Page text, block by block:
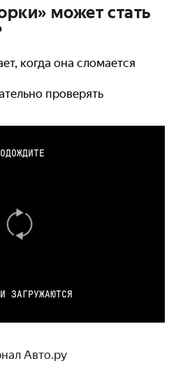
может стать
когда она сломается
проверять
ЗАГРУЖАЮТСЯ
Авто.ру